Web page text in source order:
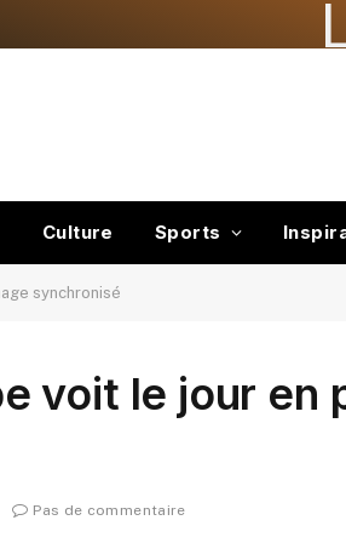
Culture Sports
synchronisé
voit le jour en
Pas de commentaire